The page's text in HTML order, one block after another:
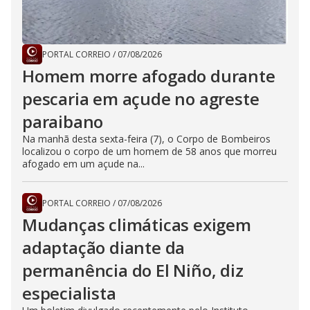
PORTAL CORREIO / 07/08/2026
Homem morre afogado durante
pescaria em açude no agreste
paraibano
Na manhã desta sexta-feira (7), o Corpo de Bombeiros
localizou o corpo de um homem de 58 anos que morreu
afogado em um açude na...
PORTAL CORREIO / 07/08/2026
Mudanças climáticas exigem
adaptação diante da
permanência do El Niño, diz
especialista